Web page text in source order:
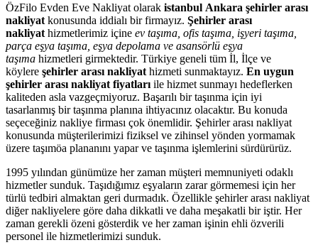
ÖzFilo Evden Eve Nakliyat olarak istanbul Ankara şehirler arası
nakliyat konusunda iddialı bir firmayız. Şehirler arası
nakliyat hizmetlerimiz içine ev taşıma, ofis taşıma, işyeri taşıma,
parça eşya taşıma, eşya depolama ve asansörlü eşya
taşıma hizmetleri girmektedir. Türkiye geneli tüm İl, İlçe ve
köylere şehirler arası nakliyat hizmeti sunmaktayız. En uygun
şehirler arası nakliyat fiyatları ile hizmet sunmayı hedeflerken
kaliteden asla vazgeçmiyoruz. Başarılı bir taşınma için iyi
tasarlanmış bir taşınma planına ihtiyacınız olacaktır. Bu konuda
seçeceğiniz nakliye firması çok önemlidir. Şehirler arası nakliyat
konusunda müşterilerimizi fiziksel ve zihinsel yönden yormamak
üzere taşımöa plananını yapar ve taşınma işlemlerini sürdürürüz.
1995 yılından günümüze her zaman müşteri memnuniyeti odaklı
hizmetler sunduk. Taşıdığımız eşyaların zarar görmemesi için her
türlü tedbiri almaktan geri durmadık. Özellikle şehirler arası nakliyat
diğer nakliyelere göre daha dikkatli ve daha meşakatli bir iştir. Her
zaman gerekli özeni gösterdik ve her zaman işinin ehli özverili
personel ile hizmetlerimizi sunduk.